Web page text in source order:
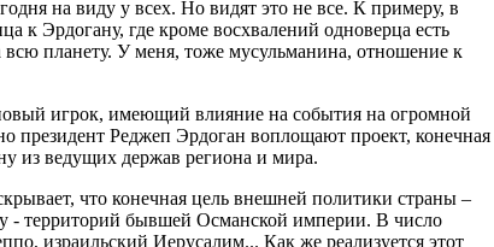
на виду у всех. Но видят это не все. К примеру, в
к Эрдогану, где кроме восхвалений одноверца есть
планету. У меня, тоже мусульманина, отношение к
игрок, имеющий влияние на события на огромной
президент Реджеп Эрдоган воплощают проект, конечная
из ведущих держав региона и мира.
что конечная цель внешней политики страны –
- территорий бывшей Османской империи. В число
израильский Иерусалим... Как же реализуется этот